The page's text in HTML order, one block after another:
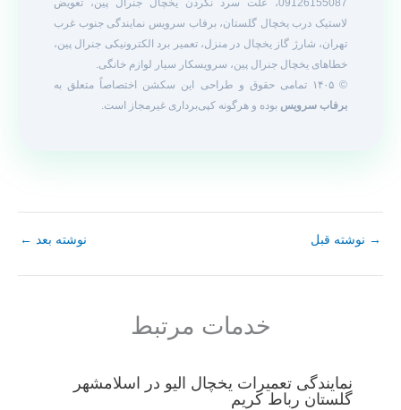
09126155087، علت سرد نکردن یخچال جنرال پین، تعویض
لاستیک درب یخچال گلستان، برفاب سرویس نمایندگی جنوب غرب
تهران، شارژ گاز یخچال در منزل، تعمیر برد الکترونیکی جنرال پین،
خطاهای یخچال جنرال پین، سرویسکار سیار لوازم خانگی.
© ۱۴۰۵ تمامی حقوق و طراحی این سکشن اختصاصاً متعلق به
برفاب سرویس بوده و هرگونه کپی‌برداری غیرمجاز است.
→ نوشته قبل نوشته بعد ←
خدمات مرتبط
نمایندگی تعمیرات یخچال الیو در اسلامشهر
گلستان رباط کریم